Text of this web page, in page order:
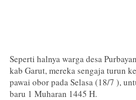
Seperti halnya warga desa
kab Garut, mereka sengaja turun
pawai obor pada Selasa (18/7 ),
baru 1 Muharan 1445 H.